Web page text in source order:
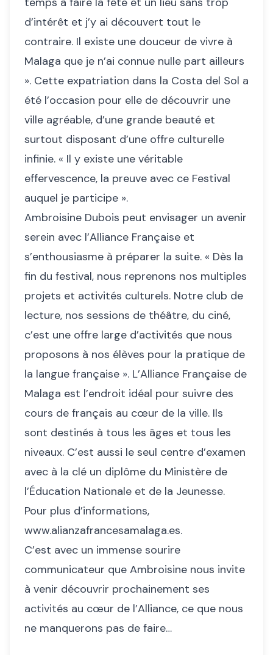
d’intérêt et j’y ai découvert tout le
contraire. Il existe une douceur de vivre à
Malaga que je n’ai connue nulle part ailleurs
». Cette expatriation dans la Costa del Sol a
été l’occasion pour elle de découvrir une
ville agréable, d’une grande beauté et
surtout disposant d’une offre culturelle
infinie. « Il y existe une véritable
effervescence, la preuve avec ce Festival
auquel je participe ».
Ambroisine Dubois peut envisager un avenir
serein avec l’Alliance Française et
s’enthousiasme à préparer la suite. « Dès la
fin du festival, nous reprenons nos multiples
projets et activités culturels. Notre club de
lecture, nos sessions de théâtre, du ciné,
c’est une offre large d’activités que nous
proposons à nos élèves pour la pratique de
la langue française ». L’Alliance Française de
Malaga est l’endroit idéal pour suivre des
cours de français au cœur de la ville. Ils
sont destinés à tous les âges et tous les
niveaux. C’est aussi le seul centre d’examen
avec à la clé un diplôme du Ministère de
l’Éducation Nationale et de la Jeunesse.
Pour plus d’informations,
www.alianzafrancesamalaga.es.
C’est avec un immense sourire
communicateur que Ambroisine nous invite
à venir découvrir prochainement ses
activités au cœur de l’Alliance, ce que nous
ne manquerons pas de faire…